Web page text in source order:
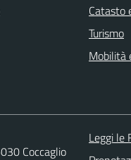
Catasto
Turismo
Mobilità
Coccaglio
Leggi le